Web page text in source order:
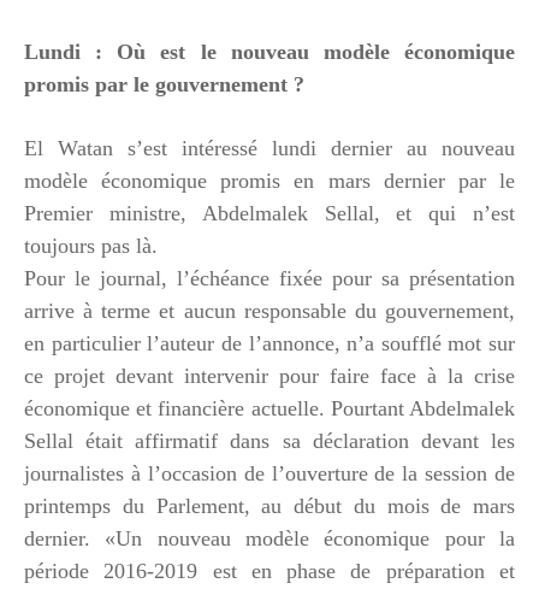
Lundi : Où est le nouveau modèle économique
promis par le gouvernement ?
El Watan s’est intéressé lundi dernier au nouveau
modèle économique promis en mars dernier par le
Premier ministre, Abdelmalek Sellal, et qui n’est
toujours pas là.
Pour le journal, l’échéance fixée pour sa présentation
arrive à terme et aucun responsable du gouvernement,
en particulier l’auteur de l’annonce, n’a soufflé mot sur
ce projet devant intervenir pour faire face à la crise
économique et financière actuelle. Pourtant Abdelmalek
Sellal était affirmatif dans sa déclaration devant les
journalistes à l’occasion de l’ouverture de la session de
printemps du Parlement, au début du mois de mars
dernier. «Un nouveau modèle économique pour la
période 2016-2019 est en phase de préparation et